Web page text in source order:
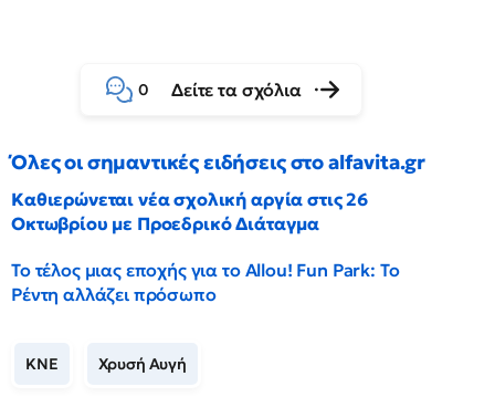
0 Δείτε τα σχόλια
Όλες οι σημαντικές ειδήσεις στο alfavita.gr
Καθιερώνεται νέα σχολική αργία στις 26
Οκτωβρίου με Προεδρικό Διάταγμα
Το τέλος μιας εποχής για το Allou! Fun Park: Το
Ρέντη αλλάζει πρόσωπο
ΚΝΕ Χρυσή Αυγή